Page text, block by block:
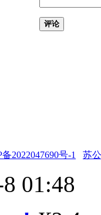
历
评论
2022047690号-1 苏
01:48